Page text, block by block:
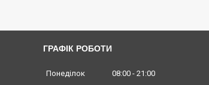
ГРАФІК РОБОТИ
Понеділок 08:00
21:00